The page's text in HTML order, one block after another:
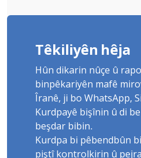
Têkiliyên hêja
Hûn dikarin nûçe û
binpêkariyên mafê
Îranê, ji bo WhatsApp,
Kurdpayê bişînin û di
beşdar bibin.
Kurdpa bi pêbendbûn
piştî kontrolkirin û